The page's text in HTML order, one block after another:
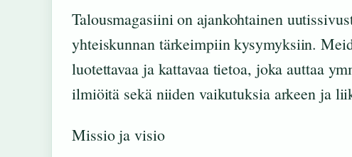
Talousmagasiini on ajankohtainen
yhteiskunnan tärkeimpiin kysymyksiin.
luotettavaa ja kattavaa tietoa, joka auttaa
ilmiöitä sekä niiden vaikutuksia arkeen ja
Missio ja visio